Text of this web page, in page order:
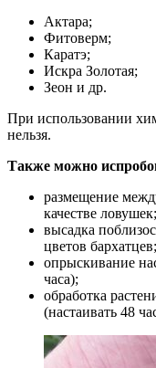
Актара;
Фитоверм;
Каратэ;
Искра Золотая;
Зеон и др.
При использовании
нельзя.
Также можно
размещение
качестве ловушек;
высадка
цветов бархатцев;
опрыскивание
часа);
обработка
(настаивать 48